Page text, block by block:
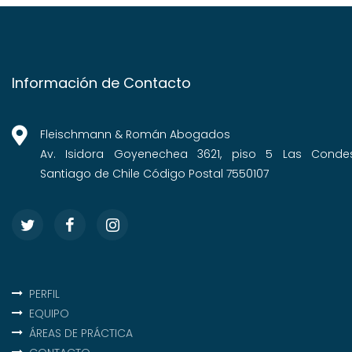
Información de Contacto
Fleischmann & Román Abogados
Av. Isidora Goyenechea 3621, piso 5 Las
Santiago de Chile Código Postal 7550107
PERFIL
EQUIPO
ÁREAS DE PRÁCTICA